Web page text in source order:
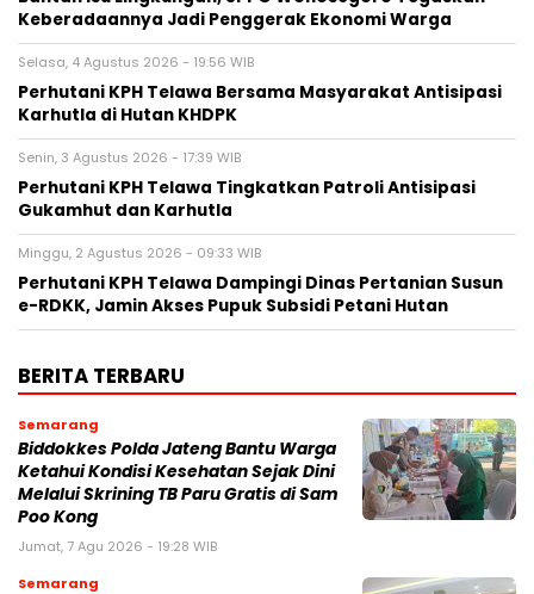
Keberadaannya Jadi Penggerak Ekonomi Warga
Selasa, 4 Agustus 2026 - 19:56 WIB
Perhutani KPH Telawa Bersama Masyarakat Antisipasi
Karhutla di Hutan KHDPK
Senin, 3 Agustus 2026 - 17:39 WIB
Perhutani KPH Telawa Tingkatkan Patroli Antisipasi
Gukamhut dan Karhutla
Minggu, 2 Agustus 2026 - 09:33 WIB
Perhutani KPH Telawa Dampingi Dinas Pertanian Susun
e-RDKK, Jamin Akses Pupuk Subsidi Petani Hutan
BERITA TERBARU
Semarang
Biddokkes Polda Jateng Bantu Warga
Ketahui Kondisi Kesehatan Sejak Dini
Melalui Skrining TB Paru Gratis di Sam
Poo Kong
Jumat, 7 Agu 2026 - 19:28 WIB
Semarang